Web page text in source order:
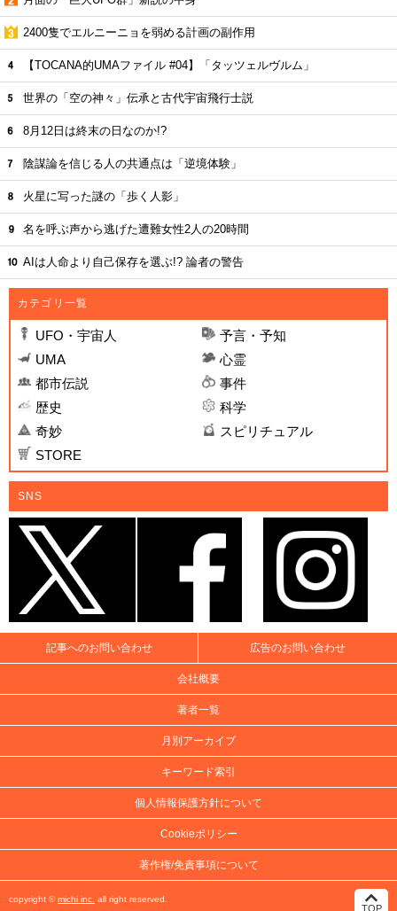
2400隻でエルニーニョを弱める計画の副作用
【TOCANA的UMAファイル #04】「タッツェルヴルム」
世界の「空の神々」伝承と古代宇宙飛行士説
8月12日は終末の日なのか!?
陰謀論を信じる人の共通点は「逆境体験」
火星に写った謎の「歩く人影」
名を呼ぶ声から逃げた遭難女性2人の20時間
AIは人命より自己保存を選ぶ!? 論者の警告
カテゴリ一覧
UFO・宇宙人
予言・予知
UMA
心霊
都市伝説
事件
歴史
科学
奇妙
スピリチュアル
STORE
SNS
記事へのお問い合わせ 広告のお問い合わせ
会社概要
著者一覧
月別アーカイブ
キーワード索引
個人情報保護方針について
Cookieポリシー
著作権/免責事項について
copyright ©michi inc. all right reserved.
TOP